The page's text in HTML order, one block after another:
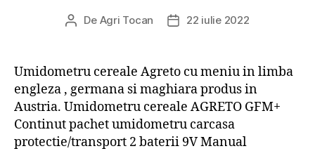
Autor
De Agri Tocan
Dată22 iulie 2022
Umidometru cereale Agreto cu meniu in limba
engleza , germana si maghiara produs in
Austria. Umidometru cereale AGRETO GFM+
Continut pachet umidometru carcasa
protectie/transport 2 baterii 9V Manual